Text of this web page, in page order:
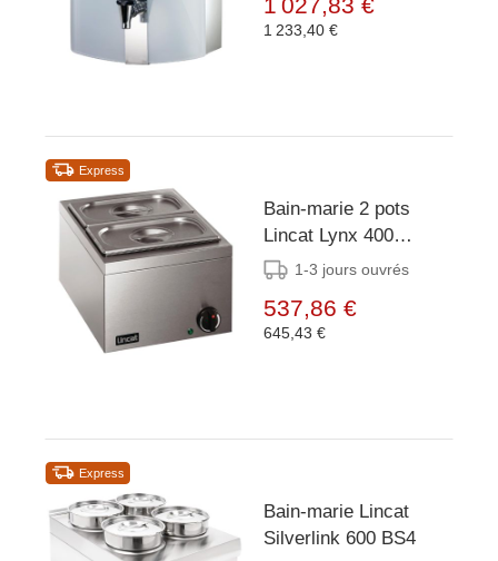
seulement
1 233,40 €
Express
Bain-marie 2 pots
Lincat Lynx 400
LBMW1-3 jours ouvrés
537,86 €
645,43 €
Express
Bain-marie Lincat
Silverlink 600 BS4